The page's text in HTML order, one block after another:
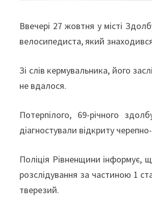
Ввечері 27 жовтня у місті
велосипедиста, який знаходився
Зі слів кермувальника, його
не вдалося.
Потерпілого, 69-річного
діагностували відкриту
Поліція Рівненщини
розслідування за частиною 1
тверезий.